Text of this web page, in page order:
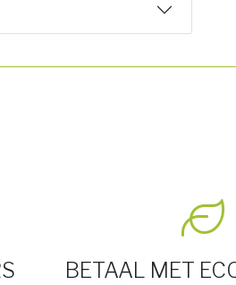
BETAAL MET